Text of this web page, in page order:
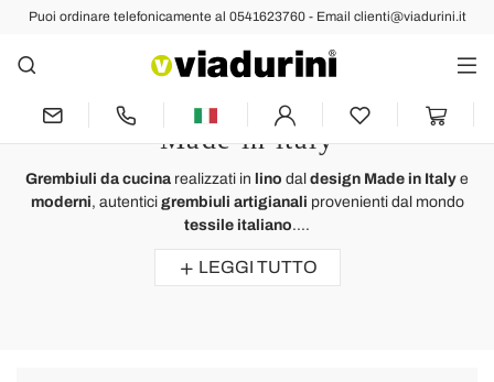
Puoi ordinare telefonicamente al 0541623760 - Email clienti@viadurini.it
Grembiuli Cucina in Lino dal
Design Moderno Tessile di Lusso
Made in italy
Grembiuli da cucina realizzati in lino dal design Made in Italy e
moderni, autentici grembiuli artigianali provenienti dal mondo
tessile italiano....
LEGGI TUTTO